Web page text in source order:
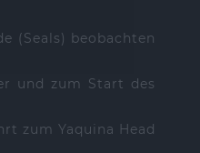
(Seals) beobachten
und zum Start des
zum Yaquina Head